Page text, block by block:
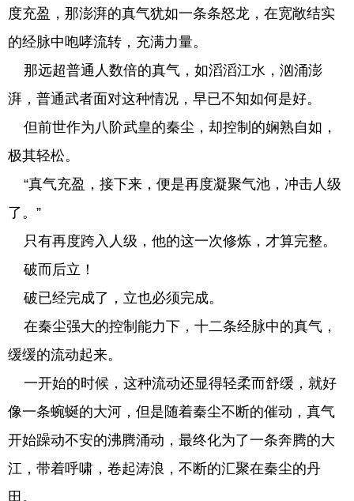
度充盈，那澎湃的真气犹如一条条怒龙，在宽敞结实
的经脉中咆哮流转，充满力量。
那远超普通人数倍的真气，如滔滔江水，汹涌澎
湃，普通武者面对这种情况，早已不知如何是好。
但前世作为八阶武皇的秦尘，却控制的娴熟自如，
极其轻松。
“真气充盈，接下来，便是再度凝聚气池，冲击人级
了。”
只有再度跨入人级，他的这一次修炼，才算完整。
破而后立！
破已经完成了，立也必须完成。
在秦尘强大的控制能力下，十二条经脉中的真气，
缓缓的流动起来。
一开始的时候，这种流动还显得轻柔而舒缓，就好
像一条蜿蜒的大河，但是随着秦尘不断的催动，真气
开始躁动不安的沸腾涌动，最终化为了一条奔腾的大
江，带着呼啸，卷起涛浪，不断的汇聚在秦尘的丹
田。